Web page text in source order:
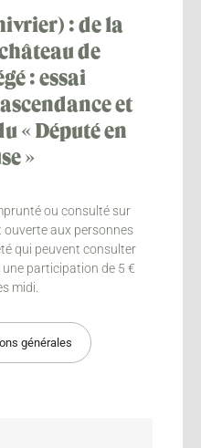
: de la
de
: essai
et
« Député en
»
ou consulté sur
ouverte aux personnes
qui peuvent consulter
participation de 5 €
midi.
générales